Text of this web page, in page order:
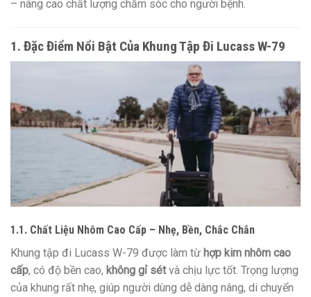
– nâng cao chất lượng chăm sóc cho người bệnh.
1. Đặc Điểm Nổi Bật Của Khung Tập Đi Lucass W-79
1.1. Chất Liệu Nhôm Cao Cấp – Nhẹ, Bền, Chắc Chắn
Khung tập đi Lucass W-79 được làm từ hợp kim nhôm cao
cấp, có độ bền cao, không gỉ sétvà chịu lực tốt. Trọng lượng
của khung rất nhẹ, giúp người dùng dễ dàng nâng, di chuyển